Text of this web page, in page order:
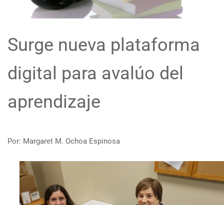
Surge nueva plataforma
digital para avalúo del
aprendizaje
Por: Margaret M. Ochoa Espinosa